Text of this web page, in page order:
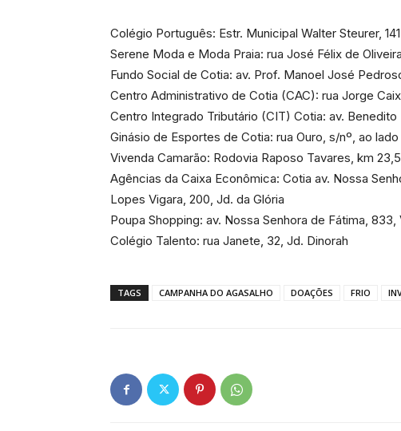
Colégio Português: Estr. Municipal Walter Steurer,
Serene Moda e Moda Praia: rua José Félix de
Fundo Social de Cotia: av. Prof. Manoel José
Centro Administrativo de Cotia (CAC): rua Jorge
Centro Integrado Tributário (CIT) Cotia: av.
Ginásio de Esportes de Cotia: rua Ouro, s/nº, ao
Vivenda Camarão: Rodovia Raposo Tavares, km
Agências da Caixa Econômica: Cotia av. Nossa
Lopes Vigara, 200, Jd. da Glória
Poupa Shopping: av. Nossa Senhora de Fátima,
Colégio Talento: rua Janete, 32, Jd. Dinorah
TAGS CAMPANHA DO AGASALHO DOAÇÕES FRIO